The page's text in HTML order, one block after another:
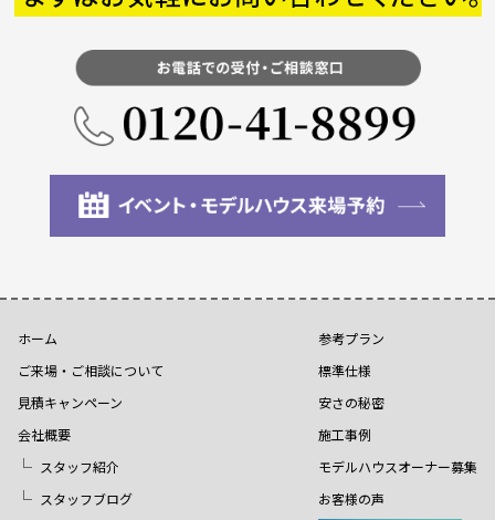
ホーム
ご来場・ご相談について
見積キャンペーン
会社概要
スタッフ紹介
スタッフブログ
参考プラン
標準仕様
安さの秘密
施工事例
モデルハウスオーナー募集
お客様の声